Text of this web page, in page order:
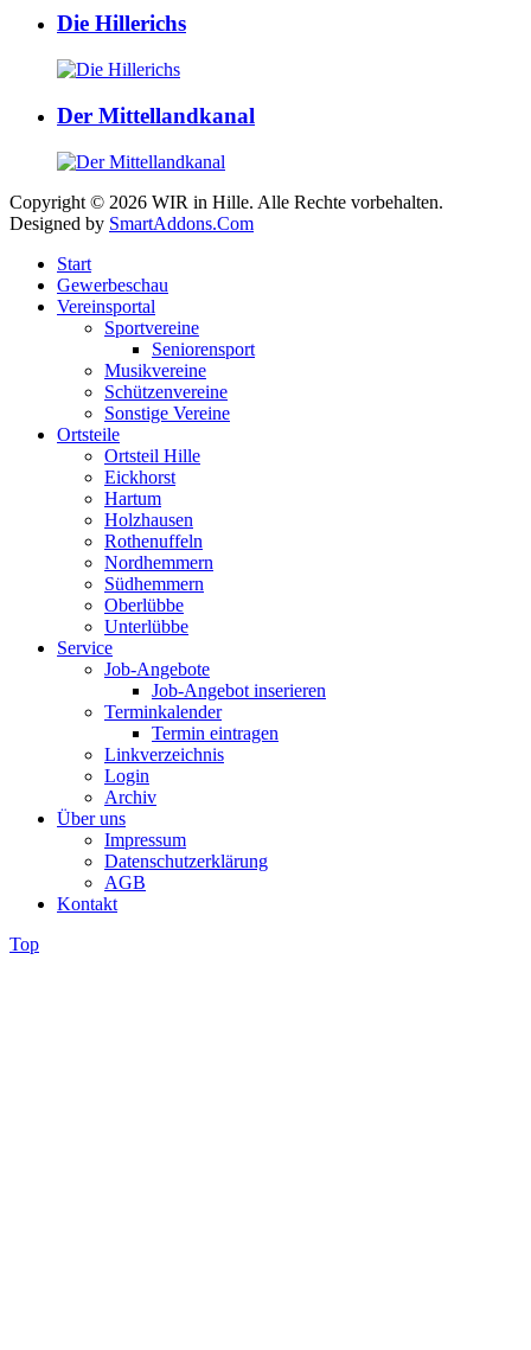
Die Hillerichs
Der Mittellandkanal
Copyright © 2026 WIR in Hille. Alle Rechte vorbehalten.
Designed by SmartAddons.Com
Start
Gewerbeschau
Vereinsportal
Sportvereine
Seniorensport
Musikvereine
Schützenvereine
Sonstige Vereine
Ortsteile
Ortsteil Hille
Eickhorst
Hartum
Holzhausen
Rothenuffeln
Nordhemmern
Südhemmern
Oberlübbe
Unterlübbe
Service
Job-Angebote
Job-Angebot inserieren
Terminkalender
Termin eintragen
Linkverzeichnis
Login
Archiv
Über uns
Impressum
Datenschutzerklärung
AGB
Kontakt
Top